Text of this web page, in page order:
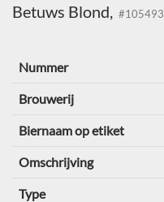
Betuws Blond, #105493
Nummer
Brouwerij
Biernaam op etiket
Omschrijving
Type